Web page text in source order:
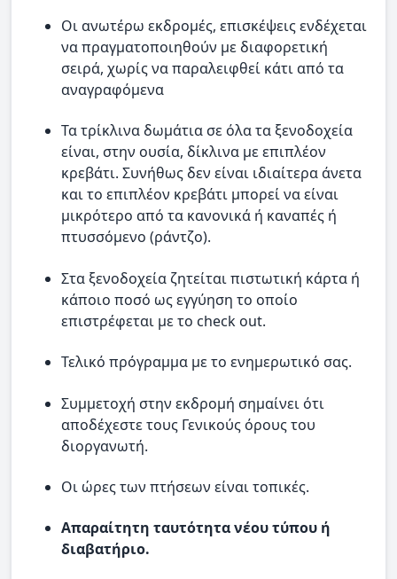
Οι ανωτέρω εκδρομές, επισκέψεις ενδέχεται
να πραγματοποιηθούν με διαφορετική
σειρά, χωρίς να παραλειφθεί κάτι από τα
αναγραφόμενα
Τα τρίκλινα δωμάτια σε όλα τα ξενοδοχεία
είναι, στην ουσία, δίκλινα με επιπλέον
κρεβάτι. Συνήθως δεν είναι ιδιαίτερα άνετα
και το επιπλέον κρεβάτι μπορεί να είναι
μικρότερο από τα κανονικά ή καναπές ή
πτυσσόμενο (ράντζο).
Στα ξενοδοχεία ζητείται πιστωτική κάρτα ή
κάποιο ποσό ως εγγύηση το οποίο
επιστρέφεται με το check out.
Τελικό πρόγραμμα με το ενημερωτικό σας.
Συμμετοχή στην εκδρομή σημαίνει ότι
αποδέχεστε τους Γενικούς όρους του
διοργανωτή.
Οι ώρες των πτήσεων είναι τοπικές.
Απαραίτητη ταυτότητα νέου τύπου ή
διαβατήριο.